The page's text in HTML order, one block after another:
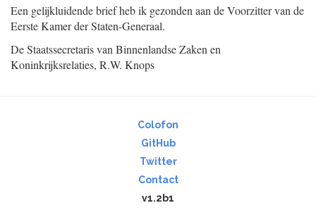
Een gelijkluidende brief heb ik gezonden aan de Voorzitter van de
Eerste Kamer der Staten-Generaal.
De Staatssecretaris van Binnenlandse Zaken en
Koninkrijksrelaties, R.W. Knops
Colofon
GitHub
Twitter
Contact
v1.2b1